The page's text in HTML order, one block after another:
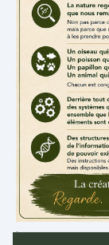
.